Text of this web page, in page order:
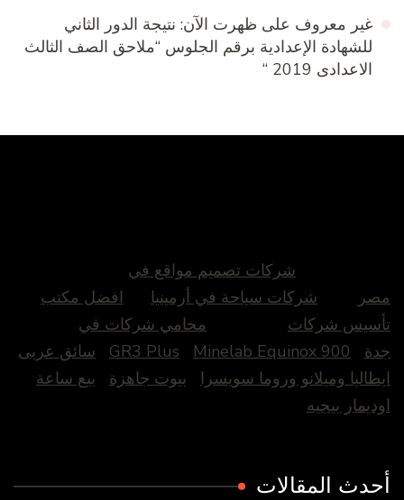
غير معروف على ظهرت الآن: نتيجة الدور الثاني
للشهادة الإعدادية برقم الجلوس “ملاحق الصف الثالث
الاعدادى 2019 “
شركات تصميم مواقع في
مصر
شركات سياحة في أرمينيا
افضل مكتب
تأسيس شركات
محامي شركات في
جدة
GR3 Plus Minelab Equinox 900
سائق عربى
ايطاليا وميلانو وروما سويسرا
بيوت جاهزة
بيع ساعة
اوديمار بيجيه
أحدث المقالات